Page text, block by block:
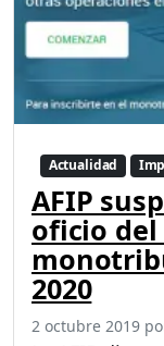
Actualidad
AFIP
oficio
2020
2 octubre 2019